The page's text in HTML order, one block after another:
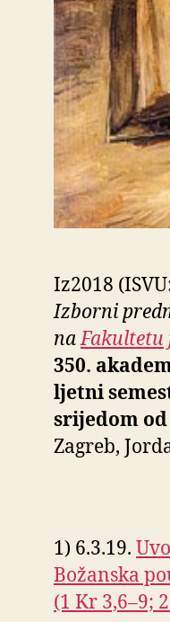
Iz2018
Izborni
naFakultetu
350.
ljetni
srijedom od
Zagreb,
1) 6.3.19.
Božanska
(1 Kr 3,6–9;